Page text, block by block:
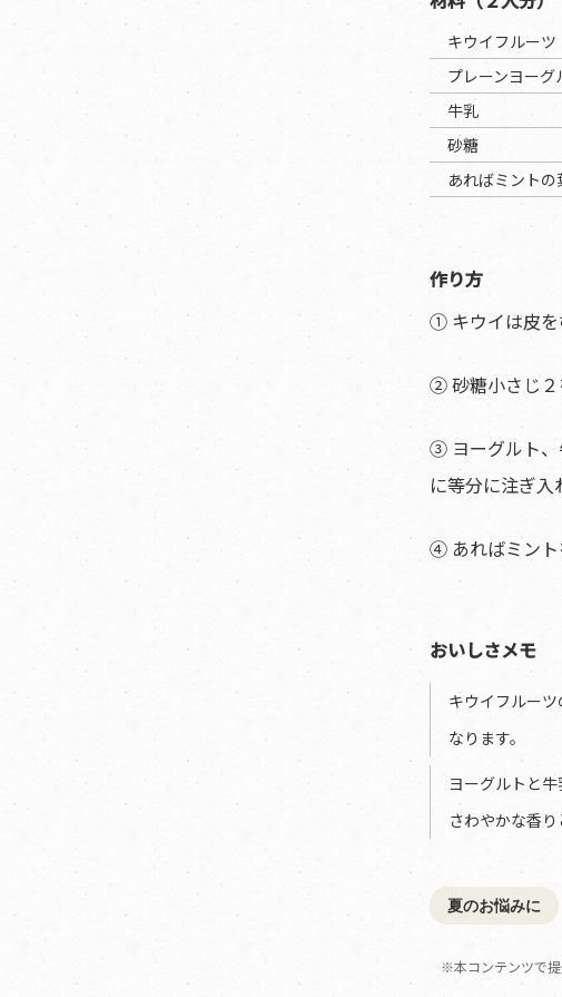
キウイフルーツ
プレーンヨーグ
牛乳
砂糖
あればミントの
作り方
① キウイは皮を
② 砂糖小さじ２
③ ヨーグルト、
に等分に注ぎ入
④ あればミント
おいしさメモ
キウイフルー
なります。
ヨーグルトと
さわやかな香り
夏のお悩みに
※本コンテンツで提